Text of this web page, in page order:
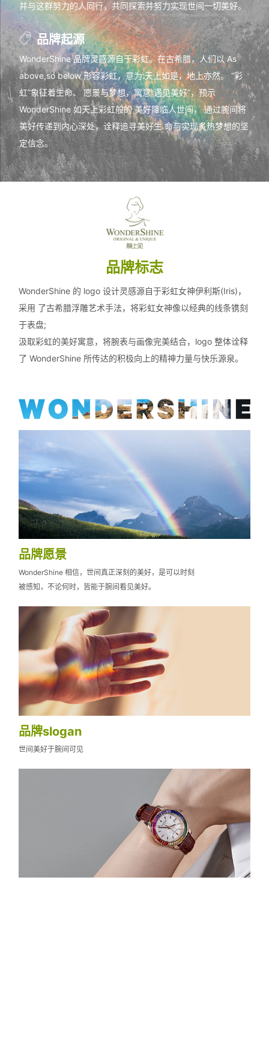
并与这群努力的人同行，共同探索并努力实现世间一切美好。
品牌起源
WonderShine 品牌灵感源自于彩虹。在古希腊，人们以 As
above,so below 形容彩虹，意为:天上如是，地上亦然。 “彩
虹”象征着生命、 愿景与梦想，寓意“遇见美好”，预示
WonderShine 如天上彩虹般的 美好降临人世间， 通过腕间将
美好传递到内心深处，诠释追寻美好生 命与实现炙热梦想的坚
定信念。
品牌标志
WonderShine 的 logo 设计灵感源自于彩虹女神伊利斯(Iris)，
采用 了古希腊浮雕艺术手法，将彩虹女神像以经典的线条镌刻
于表盘;
汲取彩虹的美好寓意，将腕表与画像完美结合，logo 整体诠释
了 WonderShine 所传达的积极向上的精神力量与快乐源泉。
品牌愿景
WonderShine 相信，世间真正深刻的美好，是可以时刻
被感知，不论何时，皆能于腕间看见美好。
品牌slogan
世间美好于腕间可见